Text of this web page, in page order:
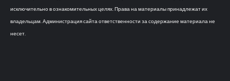
исключительно в ознакомительных целях. Права на материалы принадлежат их
владельцам. Администрация сайта ответственности за содержание материала не
несет.